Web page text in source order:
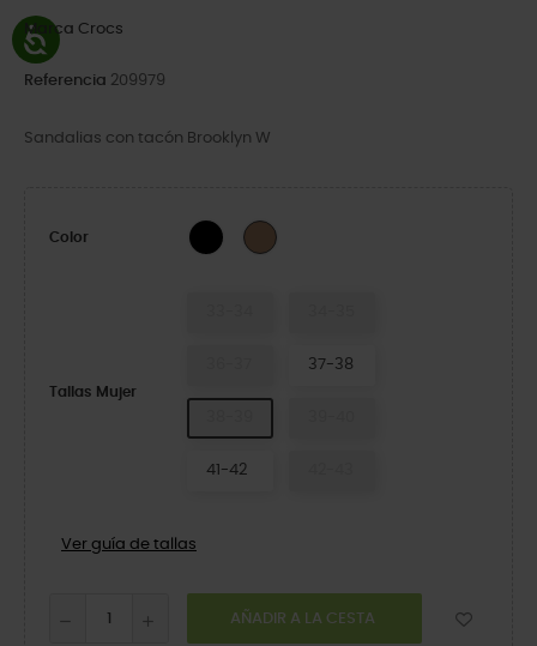
Marca Crocs
Referencia 209979
Sandalias con tacón Brooklyn W
Color Black Sepia
Tallas Mujer
37-38
41-42
Ver guía de tallas
AÑADIR A LA CESTA